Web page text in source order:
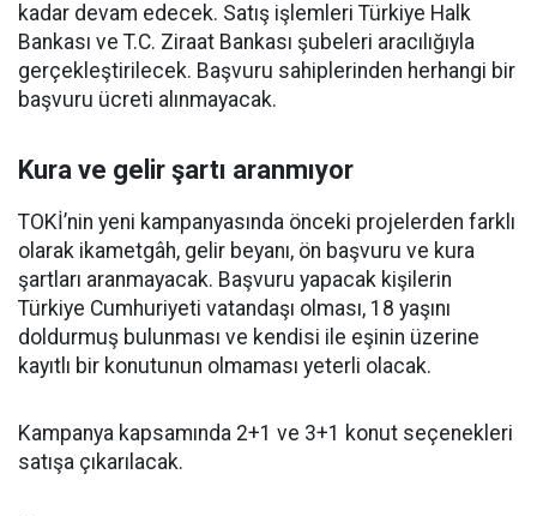
kadar devam edecek. Satış işlemleri Türkiye Halk
Bankası ve T.C. Ziraat Bankası şubeleri aracılığıyla
gerçekleştirilecek. Başvuru sahiplerinden herhangi bir
başvuru ücreti alınmayacak.
Kura ve gelir şartı aranmıyor
TOKİ’nin yeni kampanyasında önceki projelerden farklı
olarak ikametgâh, gelir beyanı, ön başvuru ve kura
şartları aranmayacak. Başvuru yapacak kişilerin
Türkiye Cumhuriyeti vatandaşı olması, 18 yaşını
doldurmuş bulunması ve kendisi ile eşinin üzerine
kayıtlı bir konutunun olmaması yeterli olacak.
Kampanya kapsamında 2+1 ve 3+1 konut seçenekleri
satışa çıkarılacak.